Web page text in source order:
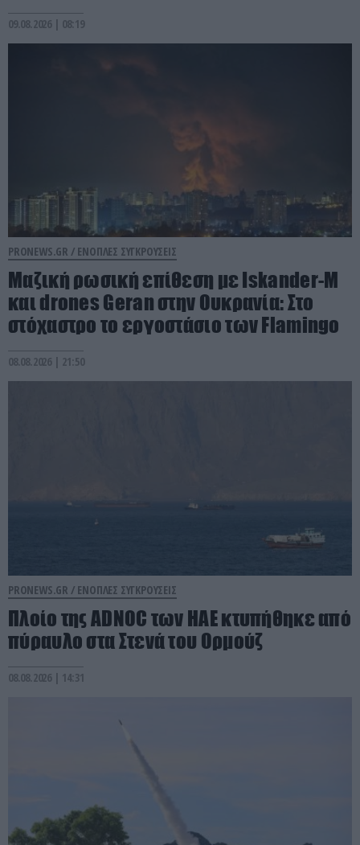
09.08.2026 | 08:19
PRONEWS.GR / ΕΝΟΠΛΕΣ ΣΥΓΚΡΟΥΣΕΙΣ
Μαζική ρωσική επίθεση με Iskander-M
και drones Geran στην Ουκρανία: Στο
στόχαστρο το εργοστάσιο των Flamingo
08.08.2026 | 21:50
PRONEWS.GR / ΕΝΟΠΛΕΣ ΣΥΓΚΡΟΥΣΕΙΣ
Πλοίο της ADNOC των ΗΑΕ κτυπήθηκε από
πύραυλο στα Στενά του Ορμούζ
08.08.2026 | 14:31